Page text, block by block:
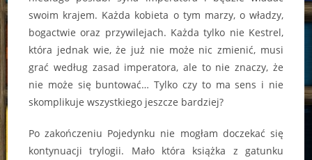
swoim krajem. Każda kobieta o tym marzy, o władzy,
bogactwie oraz przywilejach. Każda tylko nie Kestrel,
która jednak wie, że już nie może nic zmienić, musi
grać według zasad imperatora, ale to nie znaczy, że
nie może się buntować… Tylko czy to ma sens i nie
skomplikuje wszystkiego jeszcze bardziej?
Po zakończeniu Pojedynku nie mogłam doczekać się
kontynuacji trylogii. Mało która książka z gatunku